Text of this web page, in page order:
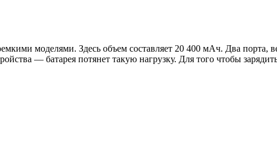
моделями. Здесь объем составляет 20 400 мАч. Два порта,
— батарея потянет такую нагрузку. Для того чтобы